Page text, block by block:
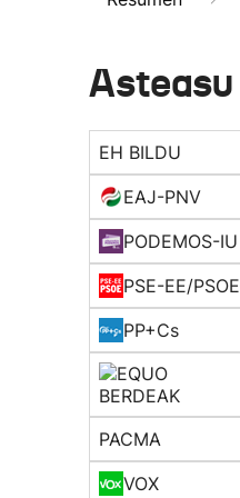
Asteasu
EH BILDU
EAJ-PNV
PODEMOS-IU
PSE-EE/PSOE
PP+Cs
PACMA
VOX